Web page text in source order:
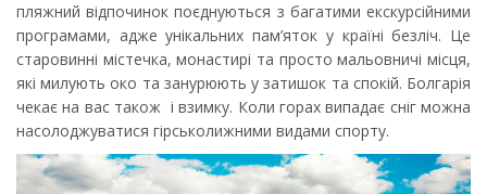
пляжний відпочинок поєднуються з багатими екскурсійними
програмами, адже унікальних пам’яток у країні безліч. Це
старовинні містечка, монастирі та просто мальовничі місця,
які милують око та занурюють у затишок та спокій. Болгарія
чекає на вас також і взимку. Коли горах випадає сніг можна
насолоджуватися гірськолижними видами спорту.